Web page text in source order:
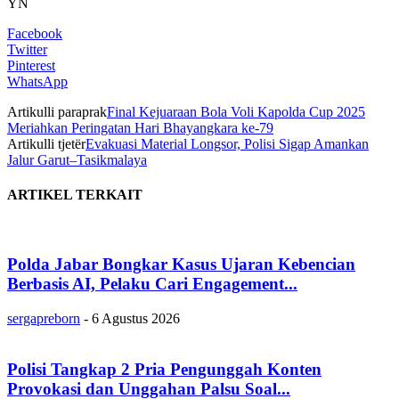
Facebook
Twitter
Pinterest
WhatsApp
Artikulli paraprakFinal Kejuaraan Bola Voli Kapolda Cup 2025
Meriahkan Peringatan Hari Bhayangkara ke-79
Artikulli tjetërEvakuasi Material Longsor, Polisi Sigap Amankan
Jalur Garut–Tasikmalaya
ARTIKEL TERKAIT
Polda Jabar Bongkar Kasus Ujaran Kebencian
Berbasis AI, Pelaku Cari Engagement...
sergapreborn - 6 Agustus 2026
Polisi Tangkap 2 Pria Pengunggah Konten
Provokasi dan Unggahan Palsu Soal...